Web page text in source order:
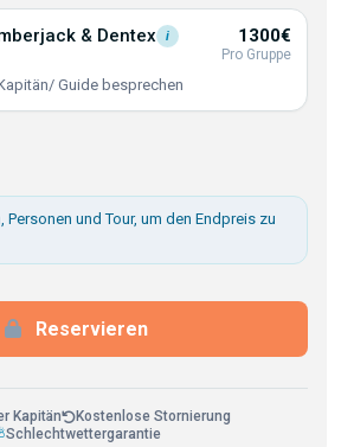
& Dentex i
Guide besprechen
1300€
Pro Gruppe
Personen und Tour, um den Endpreis zu
Reservieren
Kapitän
Kostenlose Stornierung
Schlechtwettergarantie